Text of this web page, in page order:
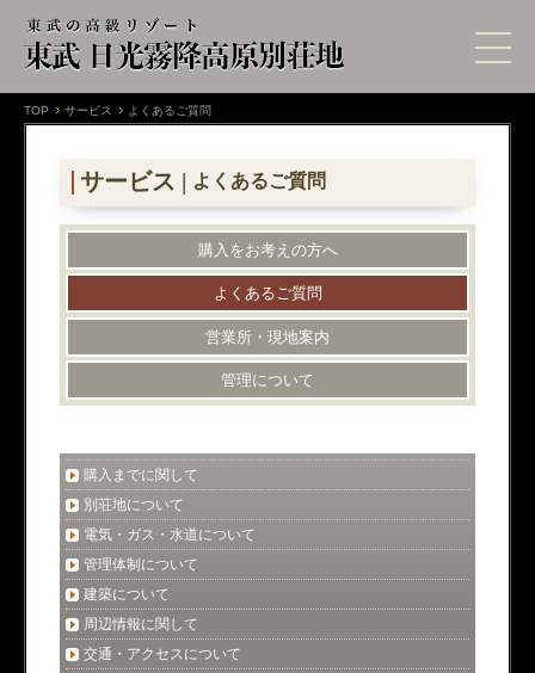
TOP サービス よくあるご質問
サービス | よくあるご質問
購入をお考えの方へ
よくあるご質問
営業所・現地案内
管理について
購入までに関して
別荘地について
電気・ガス・水道について
管理体制について
建築について
周辺情報に関して
交通・アクセスについて